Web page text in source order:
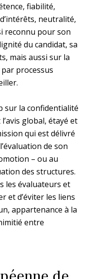
IDF Sud en bref
dans ma DR
en bref
dans ma DR
fiabilité,
neutralité,
reconnu pour son
du candidat, sa
mais aussi sur la
processus
sur la confidentialité
global, étayé et
qui est délivré
de son
– ou au
des structures.
les évaluateurs et
et d’éviter les liens
appartenance à la
entre